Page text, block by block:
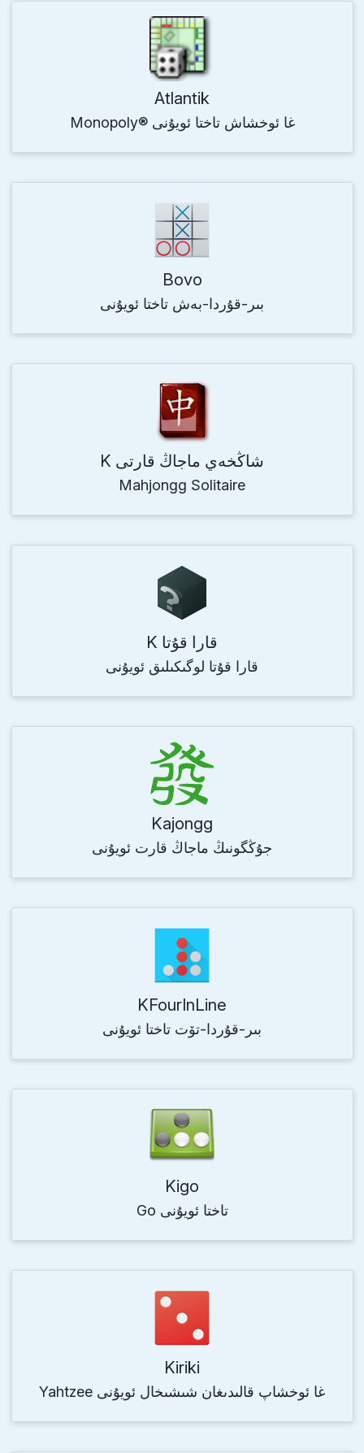
Atlantik
Monopoly® غا ئوخشاش تاختا ئويۇنى
Bovo
بىر-قۇردا-بەش تاختا ئويۇنى
K شاڭخەي ماجاڭ قارتى
Mahjongg Solitaire
K قارا قۇتا
قارا قۇتا لوگىكىلىق ئويۇنى
Kajongg
جۇڭگونىڭ ماجاڭ قارت ئويۇنى
KFourInLine
بىر-قۇردا-تۆت تاختا ئويۇنى
Kigo
Go تاختا ئويۇنى
Kiriki
Yahtzee غا ئوخشاپ قالىدىغان شىشىخال ئويۇنى